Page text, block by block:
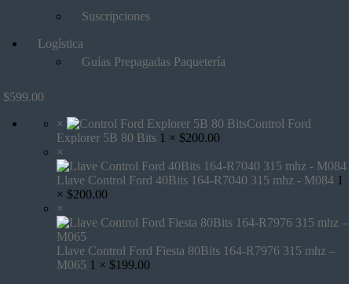
Suscripciones
Logística
Guías Prepagadas Paquetería
$599.00
×
Control Ford
Explorer 5B 80 Bits 1 × $200.00
×
Llave Control Ford 40Bits 164-R7040 315 mhz - M084 1
× $200.00
×
Llave Control Ford Fiesta 80Bits 164-R7976 315 mhz –
M065 1 × $199.00